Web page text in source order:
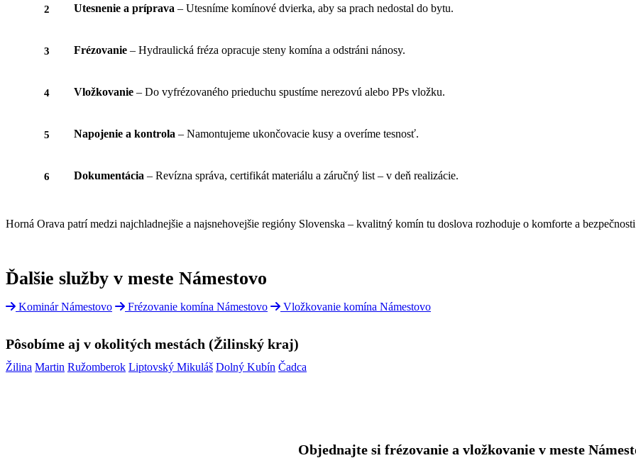
Utesnenie a príprava – Utesníme komínové dvierka, aby sa prach nedostal do bytu.
Frézovanie – Hydraulická fréza opracuje steny komína a odstráni nánosy.
Vložkovanie – Do vyfrézovaného prieduchu spustíme nerezovú alebo PPs vložku.
Napojenie a kontrola – Namontujeme ukončovacie kusy a overíme tesnosť.
Dokumentácia – Revízna správa, certifikát materiálu a záručný list – v deň realizácie.
Horná Orava patrí medzi najchladnejšie a najsnehovejšie regióny Slovenska – kvalitný komín tu doslova rozhoduje o komforte a
Ďalšie služby v meste Námestovo
Kominár Námestovo Frézovanie komína Námestovo Vložkovanie komína Námestovo
Pôsobíme aj v okolitých mestách (Žilinský kraj)
Žilina Martin Ružomberok Liptovský Mikuláš Dolný Kubín Čadca
Objednajte si frézovanie a vložkovanie v meste